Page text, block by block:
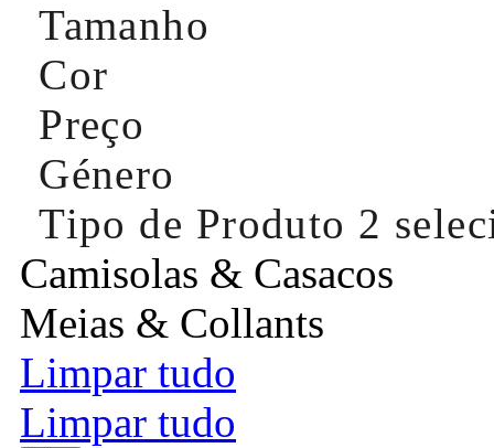
Tamanho
Cor
Preço
Género
Tipo de Produto 2
Camisolas & Casacos
Meias & Collants
Limpar tudo
Limpar tudo